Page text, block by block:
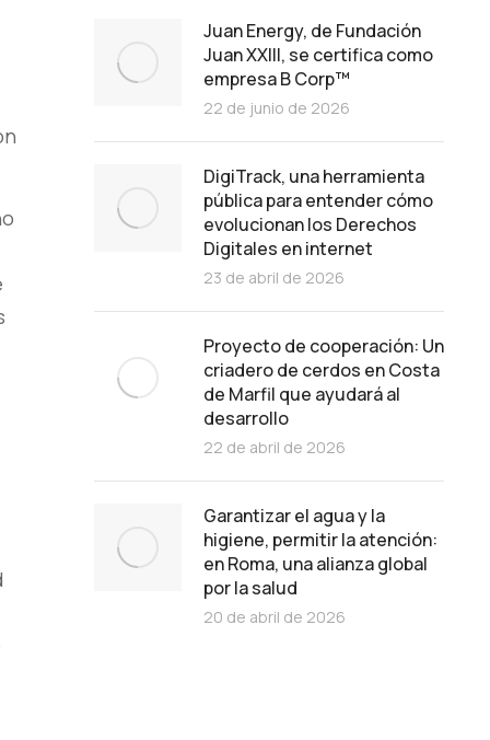
Juan Energy, de Fundación
Juan XXIII, se certifica como
empresa B Corp™
22 de junio de 2026
DigiTrack, una herramienta
pública para entender cómo
evolucionan los Derechos
Digitales en internet
23 de abril de 2026
Proyecto de cooperación: Un
criadero de cerdos en Costa
de Marfil que ayudará al
desarrollo
22 de abril de 2026
Garantizar el agua y la
higiene, permitir la atención:
en Roma, una alianza global
por la salud
20 de abril de 2026